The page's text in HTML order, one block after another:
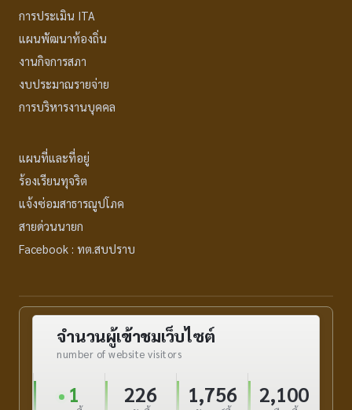
การประเมิน ITA
แผนพัฒนาท้องถิ่น
งานกิจการสภา
งบประมาณรายจ่าย
การบริหารงานบุคคล
แผนที่และที่อยู่
ร้องเรียนทุจริต
แจ้งซ่อมสาธารณูปโภค
สายด่วนนายก
Facebook : ทต.สบปราบ
จำนวนผู้เข้าชมเว็บไซต์
number of website visitors
1 226 1,756 2,100